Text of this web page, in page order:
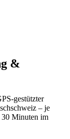
&
gestützter
– je
30 Minuten im